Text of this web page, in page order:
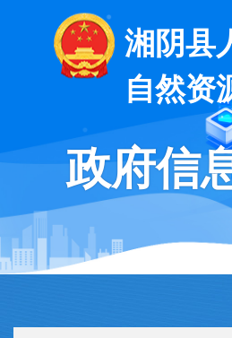
湘阴县
自然资
政府信